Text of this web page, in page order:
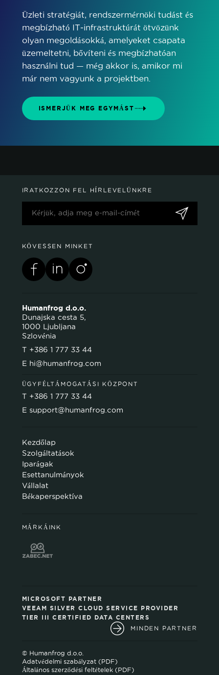
Üzleti stratégiát, rendszermérnöki tudást és
megbízható IT‑infrastruktúrát ötvözünk
olyan megoldásokká, amelyeket csapata
üzemeltetni, bővíteni és megbízhatóan
használni tud — még akkor is, amikor mi
már nem vagyunk a projektben.
ISMERJÜK MEG EGYMÁST
IRATKOZZON FEL HÍRLEVELÜNKRE
KÖVESSEN MINKET
Humanfrog d.o.o.
Dunajska cesta 5,
1000 Ljubljana
Szlovénia
T +386 1 777 33 44
E hi@humanfrog.com
ÜGYFÉLTÁMOGATÁSI KÖZPONT
T +386 1 777 33 44
E support@humanfrog.com
Kezdőlap
Szolgáltatások
Iparágak
Esettanulmányok
Vállalat
Békaperspektíva
MÁRKÁINK
MICROSOFT PARTNER
VEEAM SILVER CLOUD SERVICE PROVIDER
TIER III CERTIFIED DATA CENTERS
MINDEN PARTNER
© Humanfrog d.o.o.
Adatvédelmi szabályzat (PDF)
Általános szerződési feltételek (PDF)